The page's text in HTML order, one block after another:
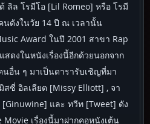
ลิล โรมีโอ [Lil Romeo] หรือ โรมี
นดังในวัย 14 ปี ณ เวลานั้น
Award ในปี 2001 สาขา Rap
ดงในหนังเรื่องนี้อีกด้วยนอกจาก
อื่น ๆ มาเป็นดารารับเชิญที่มา
สซี่ อิลเลียต [Missy Elliott] , จา
[Ginuwine] และ ทวีท [Tweet] ดัง
เรื่องนี้มาฝากคอหนังเต้น